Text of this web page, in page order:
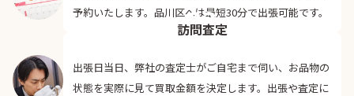
予約いたします。品川区へは最短30分で出張可能です。
03
訪問査定
出張日当日、弊社の査定士がご自宅まで伺い、お品物の
状態を実際に見て買取金額を決定します。出張や査定に